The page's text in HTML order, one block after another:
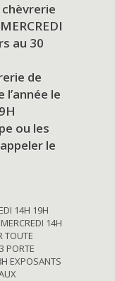
chèvrerie
au 30
de
le
ou les
le
14H 19H
14H
TOUTE
PORTE
EXPOSANTS